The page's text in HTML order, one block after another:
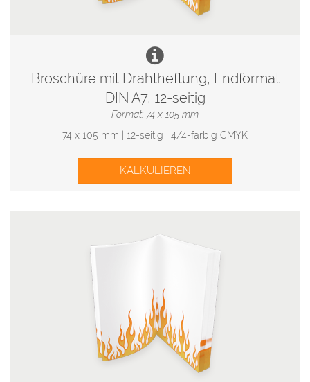
Broschüre mit Drahtheftung, Endformat
DIN A7, 12-seitig
Format: 74 x 105 mm
74 x 105 mm | 12-seitig | 4/4-farbig CMYK
KALKULIEREN